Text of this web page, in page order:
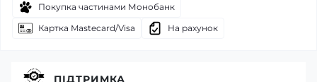
Покупка частинами Монобанк
Картка Mastecard/Visa
На рахунок
ПІДТРИМКА